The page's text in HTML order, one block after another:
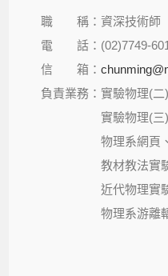
職 稱：資深技術師
電 話：(02)7749-
信 箱：
負責業務：實驗物理(二)
實驗物理(三)
物理系網頁、伺
教材教法實驗
近代物理實驗
物理系游離輻